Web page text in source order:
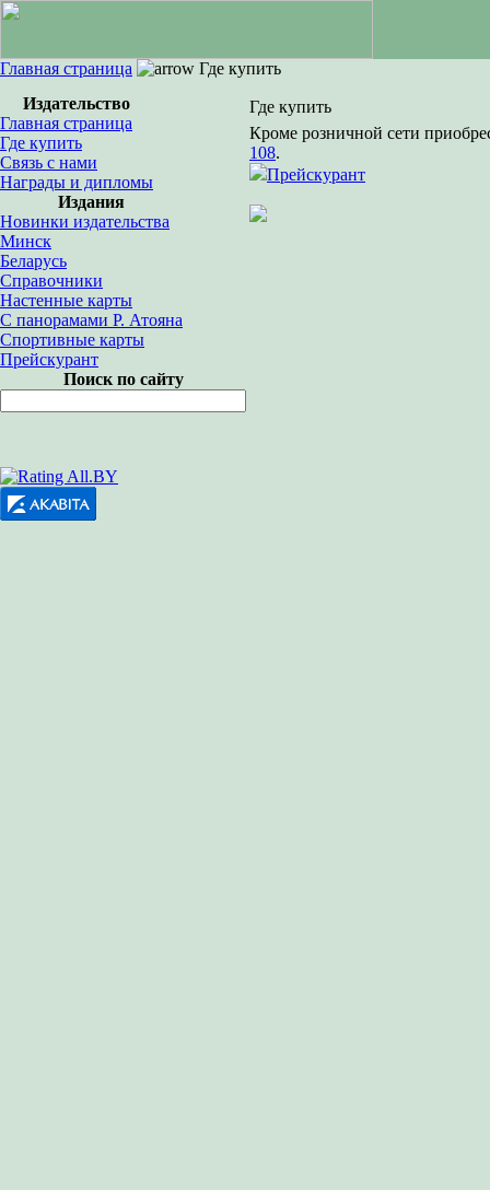
Главная страница
Где купить
Издательство
Главная страница
Где купить
Связь с нами
Награды и дипломы
Издания
Новинки издательства
Минск
Беларусь
Справочники
Настенные карты
С панорамами Р. Атояна
Спортивные карты
Прейскурант
Поиск по сайту
Где купить
Кроме розничной сети
108.
Прейскурант